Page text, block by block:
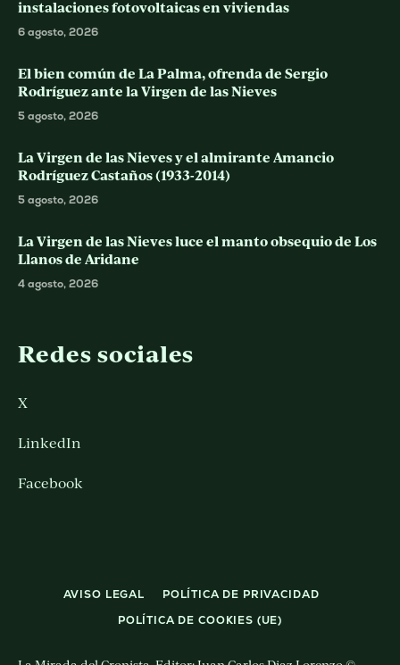
instalaciones fotovoltaicas en viviendas
6 agosto, 2026
El bien común de La Palma, ofrenda de Sergio
Rodríguez ante la Virgen de las Nieves
5 agosto, 2026
La Virgen de las Nieves y el almirante Amancio
Rodríguez Castaños (1933-2014)
5 agosto, 2026
La Virgen de las Nieves luce el manto obsequio de Los
Llanos de Aridane
4 agosto, 2026
Redes sociales
X
LinkedIn
Facebook
AVISO LEGAL
POLÍTICA DE PRIVACIDAD
POLÍTICA DE COOKIES (UE)